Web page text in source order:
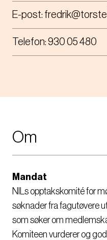
E-post:
Telefon: 930 05 480
Om
Mandat
NILs opptakskomité for
søknader fra fagutøvere
som søker om
Komiteen vurderer og